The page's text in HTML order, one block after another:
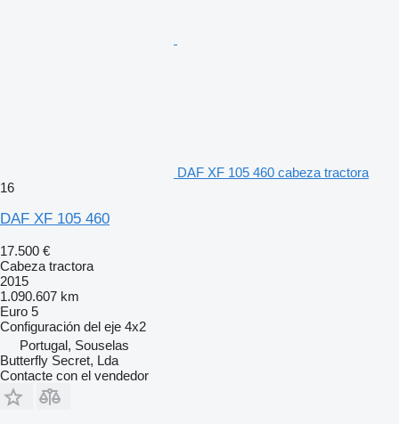
DAF XF 105 460 cabeza tractora
16
DAF XF 105 460
17.500 €
Cabeza tractora
2015
1.090.607 km
Euro 5
Configuración del eje 4x2
Portugal, Souselas
Butterfly Secret, Lda
Contacte con el vendedor